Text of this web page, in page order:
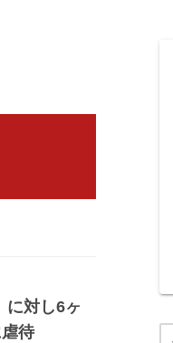
に対し6ヶ
待